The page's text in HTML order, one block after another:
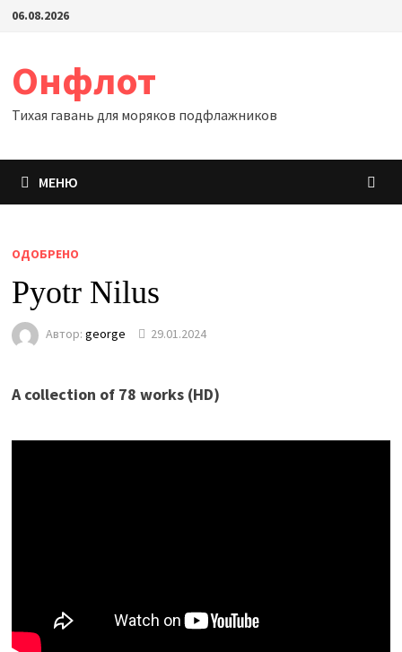
Перейти
06.08.2026
Онфлот
Тихая гавань для моряков подфлажников
МЕНЮ
ОДОБРЕНО
Pyotr Nilus
Автор: george 29.01.2024
A collection of 78 works (HD)